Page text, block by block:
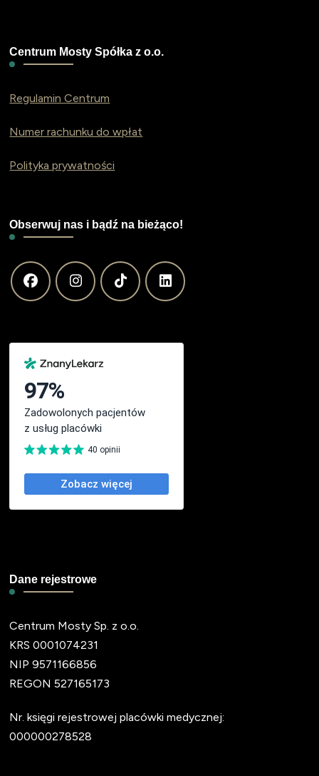
Centrum Mosty Spółka z o.o.
Regulamin Centrum
Numer rachunku do wpłat
Polityka prywatności
Obserwuj nas i bądź na bieżąco!
Dane rejestrowe
Centrum Mosty Sp. z o.o.
KRS 0001074231
NIP 9571166856
REGON 527165173
Nr. księgi rejestrowej placówki medycznej:
000000278528